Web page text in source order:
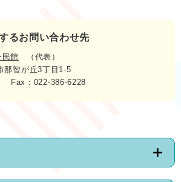
るお問い合わせ先
民館
代表
那智が丘3丁目1-5
Fax：022-386-6228